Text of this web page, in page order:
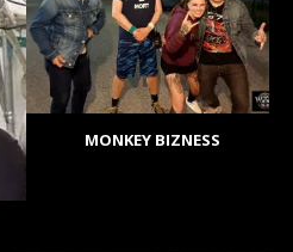
MONKEY BIZNESS